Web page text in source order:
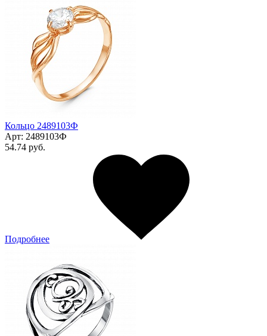
Кольцо 2489103Ф
Арт: 2489103Ф
54.74 руб.
Подробнее